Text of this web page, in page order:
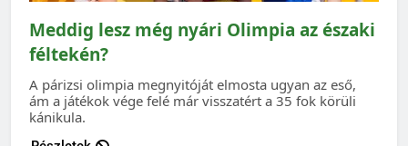
Meddig lesz még nyári Olimpia az északi
féltekén?
A párizsi olimpia megnyitóját elmosta ugyan az eső,
ám a játékok vége felé már visszatért a 35 fok körüli
kánikula.